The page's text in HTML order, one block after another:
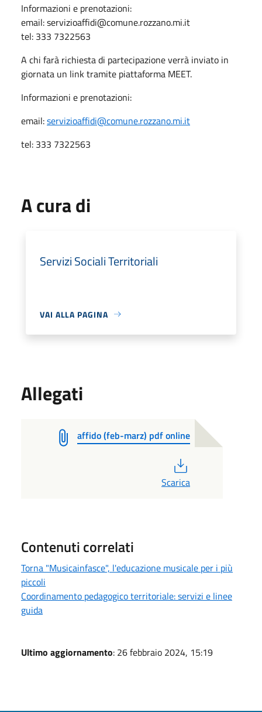
Informazioni e prenotazioni:
email: servizioaffidi@comune.rozzano.mi.it
tel: 333 7322563
A chi farà richiesta di partecipazione verrà inviato in
giornata un link tramite piattaforma MEET.
Informazioni e prenotazioni:
email:servizioaffidi@comune.rozzano.mi.it
tel: 333 7322563
A cura di
Servizi Sociali Territoriali
VAI ALLA PAGINA
Allegati
affido (feb-marz) pdf online
Scarica
Contenuti correlati
Torna "Musicainfasce", l'educazione musicale per i più
piccoli
Coordinamento pedagogico territoriale: servizi e linee
guida
Ultimo aggiornamento: 26 febbraio 2024, 15:19